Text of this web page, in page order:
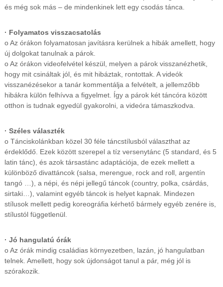
és még sok más – de mindenkinek lett egy csodás tánca.
· Folyamatos visszacsatolás
o Az órákon folyamatosan javításra kerülnek a hibák amellett, hogy
új dolgokat tanulnak a párok.
o Az órákon videofelvétel készül, melyen a párok visszanézhetik,
hogy mit csináltak jól, és mit hibáztak, rontottak. A videók
visszanézésekor a tanár kommentálja a felvételt, a jellemzőbb
hibákra külön felhívva a figyelmet. Így a párok két táncóra között
otthon is tudnak egyedül gyakorolni, a videóra támaszkodva.
· Széles választék
o Tánciskolánkban közel 30 féle táncstílusból választhat az
érdeklődő. Ezek között szerepel a tíz versenytánc (5 standard, és 5
latin tánc), és azok társastánc adaptációja, de ezek mellett a
különböző divattáncok (salsa, merengue, rock and roll, argentín
tangó …), a népi, és népi jellegű táncok (country, polka, csárdás,
sirtaki…), valamint egyéb táncok is helyet kapnak. Mindezen
stílusok mellett pedig koreográfia kérhető bármely egyéb zenére is,
stílustól függetlenül.
· Jó hangulatú órák
o Az órák mindig családias környezetben, lazán, jó hangulatban
telnek. Amellett, hogy sok újdonságot tanul a pár, még jól is
szórakozik.